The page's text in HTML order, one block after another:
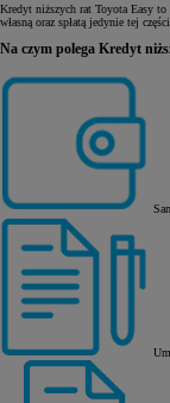
Kredyt niższych rat Toyota Easy to
własną oraz spłatą jedynie tej
Na czym polega Kredyt